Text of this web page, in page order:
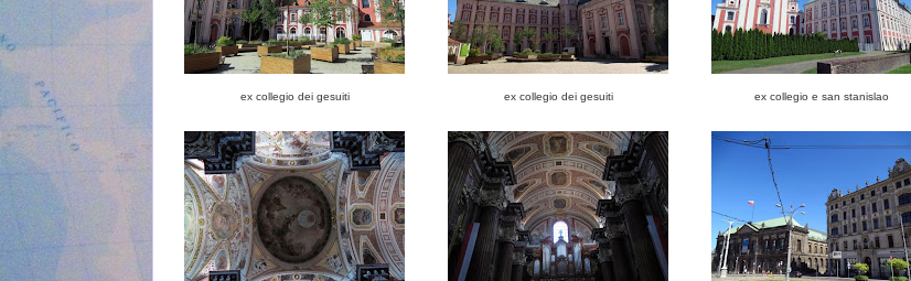
ex collegio dei gesuiti ex collegio dei gesuiti ex collegio e san stanislao